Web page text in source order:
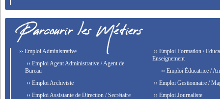
›› Emploi Administrative
›› Emploi Agent Administrative / Agent de
Bureau
›› Emploi Archiviste
›› Emploi Assistante de Direction / Secrétaire
›› Emploi Formation /
Enseignement
›› Emploi Éducatrice /
›› Emploi Gestionnaire /
›› Emploi Journaliste